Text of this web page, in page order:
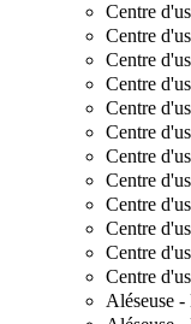
Centre
Centre
Centre
Centre
Centre
Centre
Centre
Centre
Centre
Centre
Centre
Centre
Aléseuse